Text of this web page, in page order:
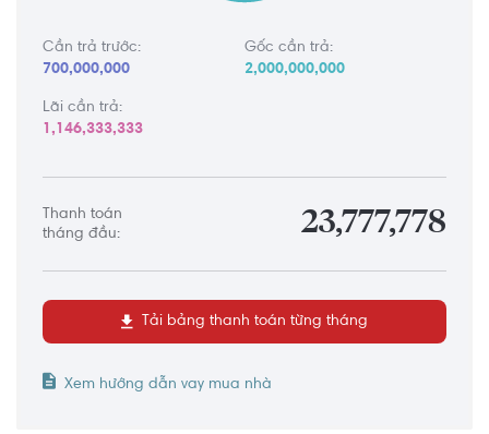
Cần trả trước:
700,000,000
Gốc cần trả:
2,000,000,000
Lãi cần trả:
1,146,333,333
Thanh toán
tháng đầu:
23,777,778
Tải bảng thanh toán từng tháng
Xem hướng dẫn vay mua nhà